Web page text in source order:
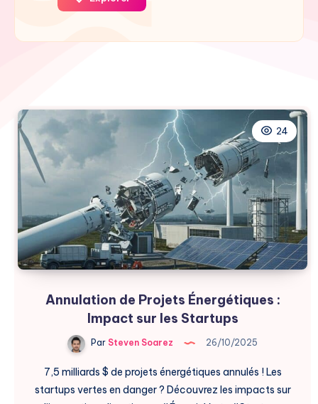
24
Annulation de Projets Énergétiques :
Impact sur les Startups
Par Steven Soarez 26/10/2025
7,5 milliards $ de projets énergétiques annulés ! Les
startups vertes en danger ? Découvrez les impacts sur